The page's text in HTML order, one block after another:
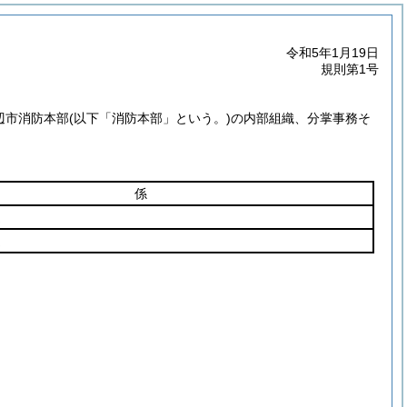
令和5年1月19日
規則第1号
市消防本部(以下「消防本部」という。)の内部組織、分掌事務そ
係